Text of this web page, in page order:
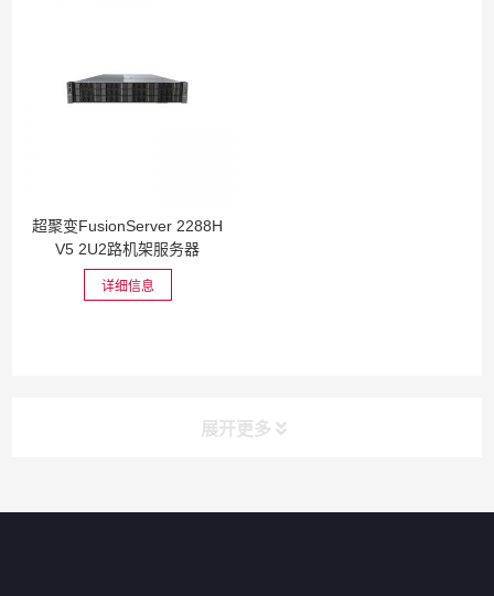
超聚变FusionServer 2288H
V5 2U2路机架服务器
详细信息
展开更多